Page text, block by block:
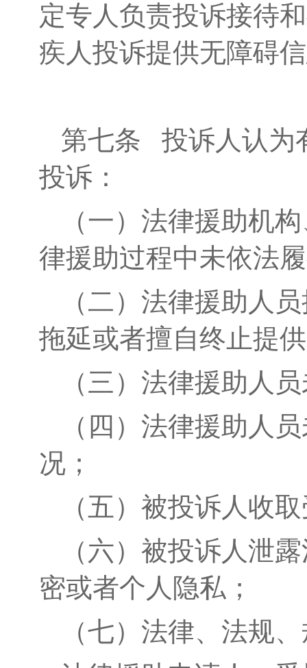
定专人负责投诉接待
疾人投诉提供无障碍
第七条 投诉人认为
投诉：
（一）法律援助机
律援助过程中未依法
（二）法律援助人
拖延或者擅自终止提
（三）法律援助人
（四）法律援助人
况；
（五）被投诉人收
（六）被投诉人泄
密或者个人隐私；
（七）法律、法规